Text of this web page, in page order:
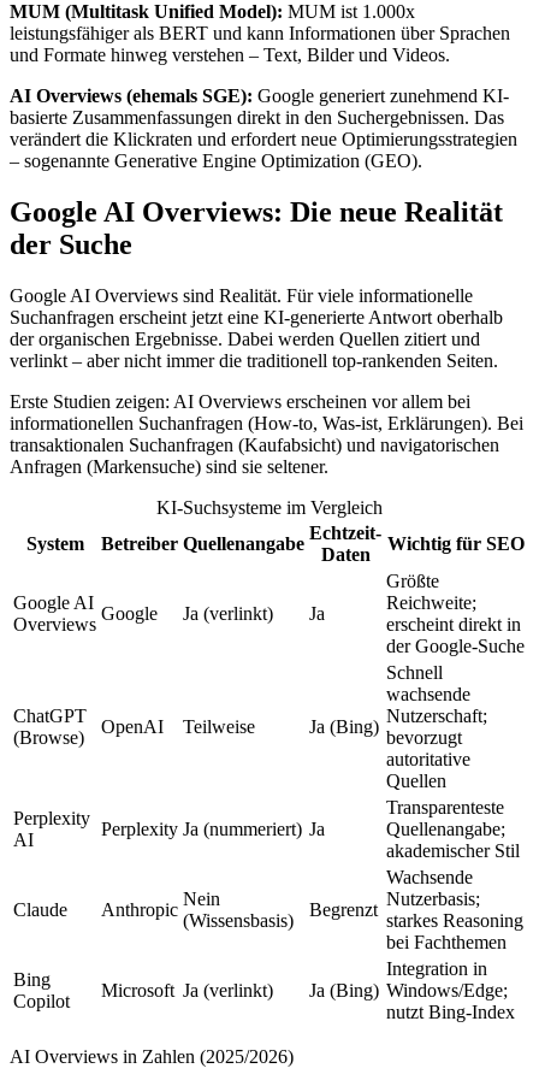
MUM (Multitask Unified Model): MUM ist 1.000x
leistungsfähiger als BERT und kann Informationen über Sprachen
und Formate hinweg verstehen – Text, Bilder und Videos.
AI Overviews (ehemals SGE): Google generiert zunehmend KI-
basierte Zusammenfassungen direkt in den Suchergebnissen. Das
verändert die Klickraten und erfordert neue Optimierungsstrategien
– sogenannte Generative Engine Optimization (GEO).
Google AI Overviews: Die neue Realität
der Suche
Google AI Overviews sind Realität. Für viele informationelle
Suchanfragen erscheint jetzt eine KI-generierte Antwort oberhalb
der organischen Ergebnisse. Dabei werden Quellen zitiert und
verlinkt – aber nicht immer die traditionell top-rankenden Seiten.
Erste Studien zeigen: AI Overviews erscheinen vor allem bei
informationellen Suchanfragen (How-to, Was-ist, Erklärungen). Bei
transaktionalen Suchanfragen (Kaufabsicht) und navigatorischen
Anfragen (Markensuche) sind sie seltener.
KI-Suchsysteme im Vergleich
System
Betreiber Quellenangabe
Echtzeit-
Daten
Wichtig für SEO
Google AI
Overviews
Google Ja (verlinkt) Ja
Größte
Reichweite;
erscheint direkt in
der Google-Suche
ChatGPT
(Browse)
OpenAI Teilweise Ja (Bing)
Schnell
wachsende
Nutzerschaft;
bevorzugt
autoritative
Quellen
Perplexity
AI
Perplexity Ja (nummeriert) Ja
Transparenteste
Quellenangabe;
akademischer Stil
Claude Anthropic
Nein
(Wissensbasis)
Begrenzt
Wachsende
Nutzerbasis;
starkes Reasoning
bei Fachthemen
Bing
Copilot
Microsoft Ja (verlinkt) Ja (Bing)
Integration in
Windows/Edge;
nutzt Bing-Index
AI Overviews in Zahlen (2025/2026)